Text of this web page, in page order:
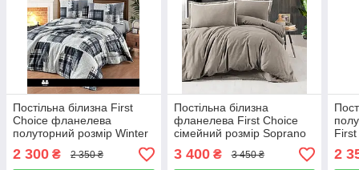
Постільна білизна First
Choice фланелева
полуторний розмір Winter
grey
2 300 ₴ 2 350 ₴
Постільна білизна
фланелева First Choice
сімейний розмір Soprano
mink
3 400₴ 3 450 ₴ 2